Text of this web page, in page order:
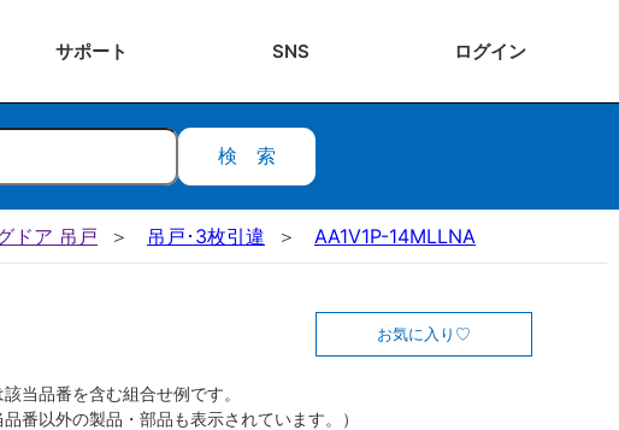
サポート SNS ログイン
検索
ドア 吊戸 吊戸･3枚引違 AA1V1P-14MLLNA
お気に入り
当品番を含む組合せ例です。
品番以外の製品・部品も表示されています。）